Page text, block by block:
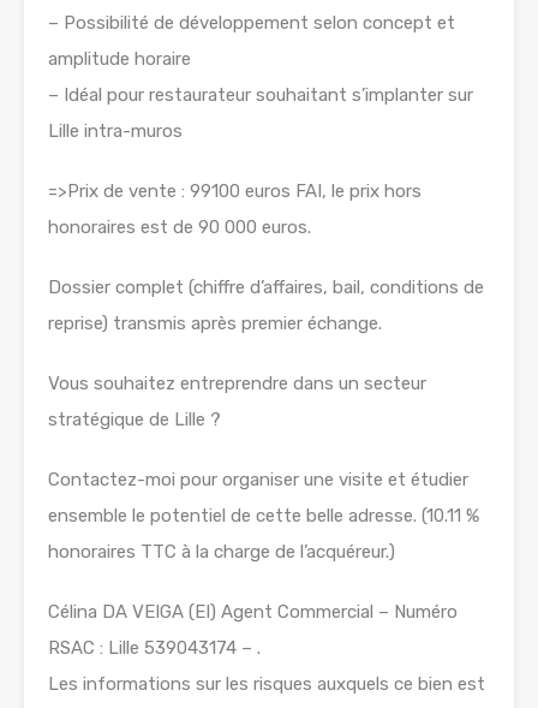
– Possibilité de développement selon concept et
amplitude horaire
– Idéal pour restaurateur souhaitant s’implanter sur
Lille intra-muros
=>Prix de vente : 99100 euros FAI, le prix hors
honoraires est de 90 000 euros.
Dossier complet (chiffre d’affaires, bail, conditions de
reprise) transmis après premier échange.
Vous souhaitez entreprendre dans un secteur
stratégique de Lille ?
Contactez-moi pour organiser une visite et étudier
ensemble le potentiel de cette belle adresse. (10.11 %
honoraires TTC à la charge de l’acquéreur.)
Célina DA VEIGA (EI) Agent Commercial – Numéro
RSAC : Lille 539043174 – .
Les informations sur les risques auxquels ce bien est